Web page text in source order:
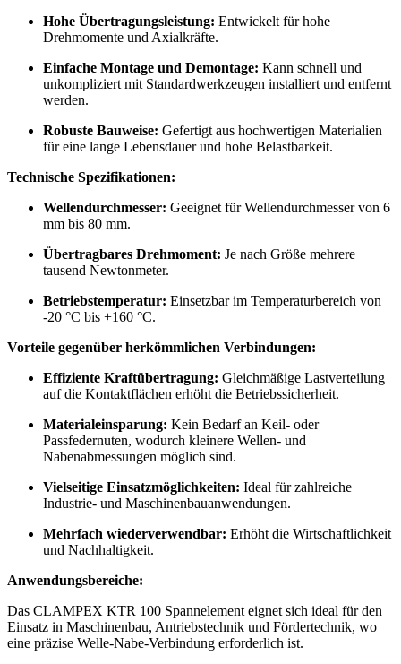
Hohe Übertragungsleistung: Entwickelt für hohe
Drehmomente und Axialkräfte.
Einfache Montage und Demontage: Kann schnell und
unkompliziert mit Standardwerkzeugen installiert und entfernt
werden.
Robuste Bauweise: Gefertigt aus hochwertigen Materialien
für eine lange Lebensdauer und hohe Belastbarkeit.
Technische Spezifikationen:
Wellendurchmesser: Geeignet für Wellendurchmesser von 6
mm bis 80 mm.
Übertragbares Drehmoment: Je nach Größe mehrere
tausend Newtonmeter.
Betriebstemperatur: Einsetzbar im Temperaturbereich von
-20 °C bis +160 °C.
Vorteile gegenüber herkömmlichen Verbindungen:
Effiziente Kraftübertragung: Gleichmäßige Lastverteilung
auf die Kontaktflächen erhöht die Betriebssicherheit.
Materialeinsparung: Kein Bedarf an Keil- oder
Passfedernuten, wodurch kleinere Wellen- und
Nabenabmessungen möglich sind.
Vielseitige Einsatzmöglichkeiten: Ideal für zahlreiche
Industrie- und Maschinenbauanwendungen.
Mehrfach wiederverwendbar: Erhöht die Wirtschaftlichkeit
und Nachhaltigkeit.
Anwendungsbereiche:
Das CLAMPEX KTR 100 Spannelement eignet sich ideal für den
Einsatz in Maschinenbau, Antriebstechnik und Fördertechnik, wo
eine präzise Welle-Nabe-Verbindung erforderlich ist.